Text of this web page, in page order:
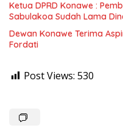
Ketua DPRD Konawe :
Sabulakoa Sudah Lama
Dewan Konawe Terima
Fordati
Post Views: 530